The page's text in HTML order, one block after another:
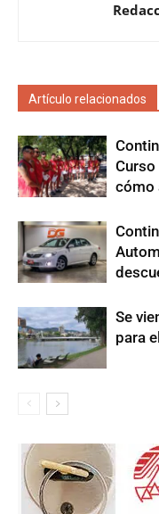
Artículo relacionados
Curso
cómo
Se
para